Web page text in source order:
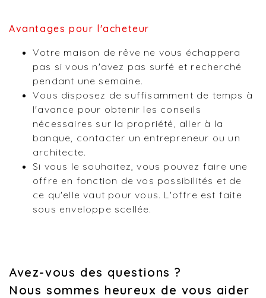
Avantages pour l'acheteur
Votre maison de rêve ne vous échappera
pas si vous n'avez pas surfé et recherché
pendant une semaine.
Vous disposez de suffisamment de temps à
l'avance pour obtenir les conseils
nécessaires sur la propriété, aller à la
banque, contacter un entrepreneur ou un
architecte.
Si vous le souhaitez, vous pouvez faire une
offre en fonction de vos possibilités et de
ce qu'elle vaut pour vous. L'offre est faite
sous enveloppe scellée.
Avez-vous des questions ?
Nous sommes heureux de vous aider